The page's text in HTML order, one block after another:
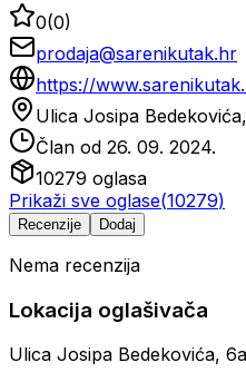
0(0)
prodaja@sarenikutak.hr
https://
Ulica Josipa
Član od 26. 09. 2024.
10279 oglasa
Prikaži sve oglase(10279)
Recenzije Dodaj
Nema recenzija
Lokacija oglašivača
Ulica Josipa Bedekovića,